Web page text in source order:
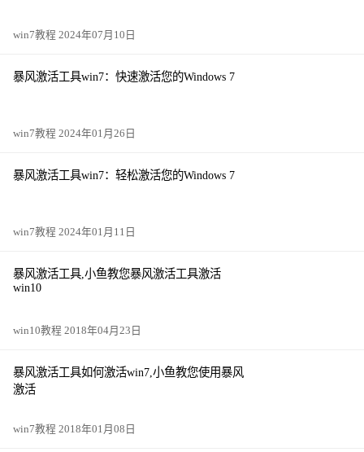
win7教程 2024年07月10日
暴风激活工具win7：快速激活您的Windows 7
win7教程 2024年01月26日
暴风激活工具win7：轻松激活您的Windows 7
win7教程 2024年01月11日
暴风激活工具,小鱼教您暴风激活工具激活
win10
win10教程 2018年04月23日
暴风激活工具如何激活win7,小鱼教您使用暴风
激活
win7教程 2018年01月08日